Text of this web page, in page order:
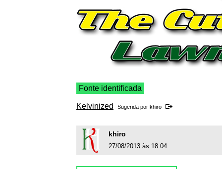
Fonte identificada
Kelvinized Sugerida por khiro
khiro
27/08/2013 às 18:04